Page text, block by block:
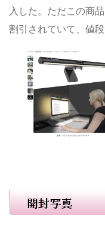
入した。ただこの商
割引されていて、値段
開封写真